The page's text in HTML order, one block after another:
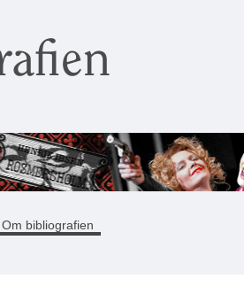
Om bibliografien